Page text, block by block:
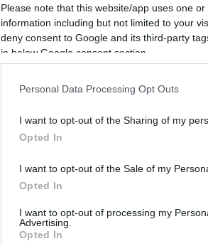
Please note that this website/app uses one
information including but not limited to your
deny consent to Google and its third-party
in below Google consent section.
Personal Data Processing Opt Outs
I want to opt-out of the Sharing of my
Opted In
I want to opt-out of the Sale of my
Opted In
I want to opt-out of processing my
Advertising.
Opted In